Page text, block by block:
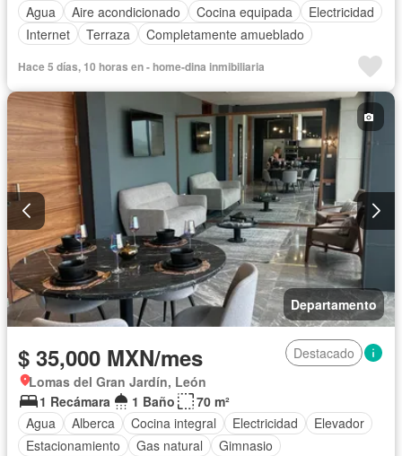
Agua
Aire acondicionado Cocina equipada
Electricidad
Internet
Terraza Completamente amueblado
Hace 5 días, 10 horas en - home-dina inmibiliaria
Departamento
$ 35,000 MXN/mes
Destacado
Lomas del Gran Jardín, León
1 Recámara
1 Baño
70 m²
Agua
Alberca Cocina integral Electricidad
Elevador
Estacionamiento
Gas natural
Gimnasio